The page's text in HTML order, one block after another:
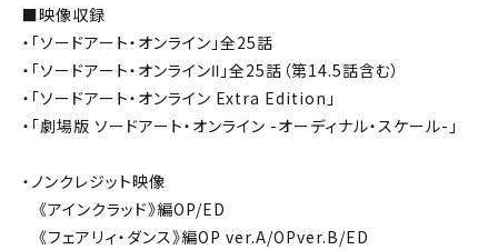
■映像収録
・「ソードアート・オンライン」全25話
・「ソードアート・オンラインⅡ」全25話（第14.5話含む）
・「ソードアート・オンライン Extra Edition」
・「劇場版 ソードアート・オンライン -オーディナル・スケール-」
・ノンクレジット映像
《アインクラッド》編OP/ED
《フェアリィ・ダンス》編OP ver.A/OPver.B/ED